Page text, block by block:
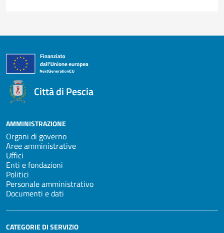
Città di Pescia
AMMINISTRAZIONE
Organi di governo
Aree amministrative
Uffici
Enti e fondazioni
Politici
Personale amministrativo
Documenti e dati
CATEGORIE DI SERVIZIO